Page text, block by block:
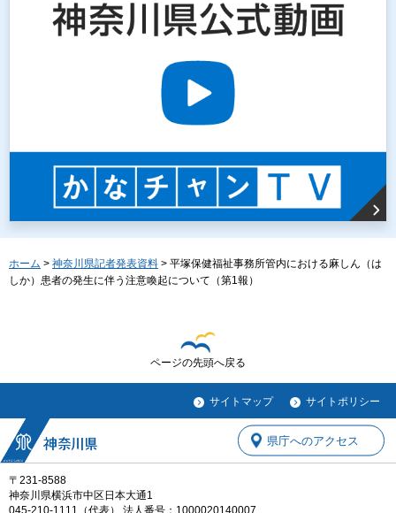
ホーム > 神奈川県記者発表資料 > 平塚保健福祉事務所管内における麻しん（は
しか）患者の発生に伴う注意喚起について（第1報）
ページの先頭へ戻る
サイトマップ サイトポリシー
〒231-8588
神奈川県横浜市中区日本大通1
県庁へのアクセス